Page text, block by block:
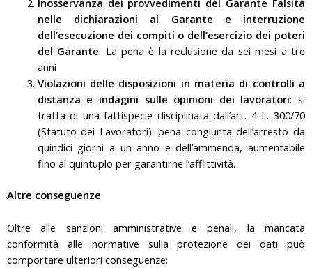
Inosservanza dei provvedimenti del Garante Falsità
nelle dichiarazioni al Garante e interruzione
dell’esecuzione dei compiti o dell’esercizio dei poteri
del Garante: La pena è la reclusione da sei mesi a tre
anni
Violazioni delle disposizioni in materia di controlli a
distanza e indagini sulle opinioni dei lavoratori: si
tratta di una fattispecie disciplinata dall’art. 4 L. 300/70
(Statuto dei Lavoratori): pena congiunta dell’arresto da
quindici giorni a un anno e dell’ammenda, aumentabile
fino al quintuplo per garantirne l’afflittività.
Altre conseguenze
Oltre alle sanzioni amministrative e penali, la mancata
conformità alle normative sulla protezione dei dati può
comportare ulteriori conseguenze: